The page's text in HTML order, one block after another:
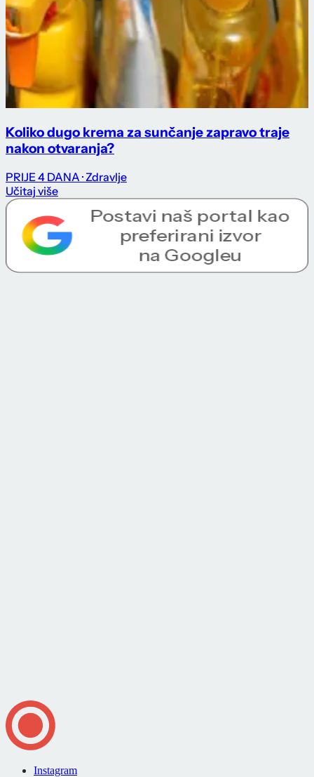
Koliko dugo krema za sunčanje zapravo traje
nakon otvaranja?
PRIJE 4 DANA · Zdravlje
Učitaj više
Instagram